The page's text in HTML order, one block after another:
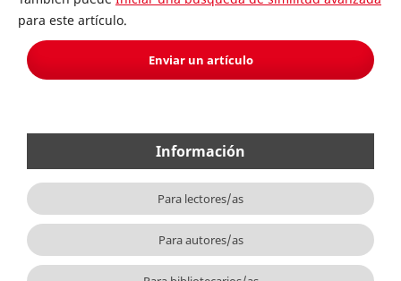
para este artículo.
Enviar un artículo
Información
Para lectores/as
Para autores/as